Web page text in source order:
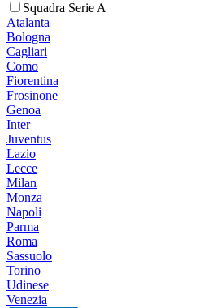
Squadra Serie A
Atalanta
Bologna
Cagliari
Como
Fiorentina
Frosinone
Genoa
Inter
Juventus
Lazio
Lecce
Milan
Monza
Napoli
Parma
Roma
Sassuolo
Torino
Udinese
Venezia